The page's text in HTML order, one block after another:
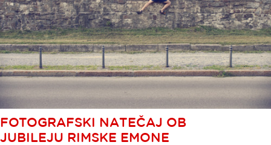
FOTOGRAFSKI NATEČAJ OB
JUBILEJU RIMSKE EMONE